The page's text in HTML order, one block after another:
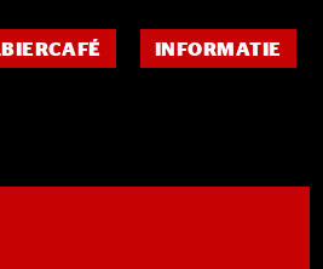
INFORMATIE